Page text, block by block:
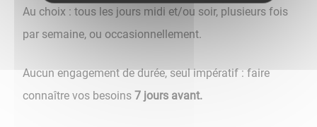
Au choix : tous les jours midi et/ou soir, plusieurs fois
par semaine, ou occasionnellement.
Aucun engagement de durée, seul impératif : faire
connaître vos besoins 7 jours avant.